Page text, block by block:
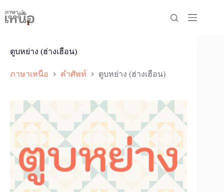
to
content
ตูบหย่าง (ฮ่างเฮือน)
ภาษาเหนือ คำศัพท์ ตูบหย่าง (ฮ่างเฮือน)